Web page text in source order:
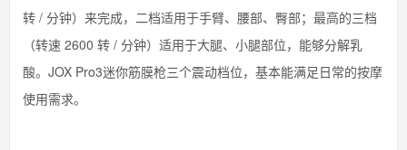
转 / 分钟）来完成，二档适用于手臂、腰部、臀部；最高的三档
（转速 2600 转 / 分钟）适用于大腿、小腿部位，能够分解乳
酸。JOX Pro3迷你筋膜枪三个震动档位，基本能满足日常的按摩
使用需求。